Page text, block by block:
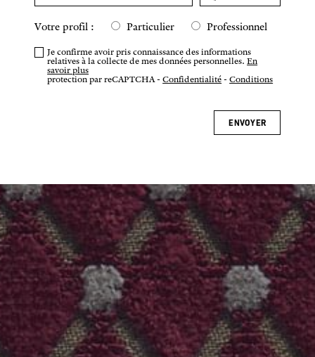
Votre profil : Particulier Professionnel
Je confirme avoir pris connaissance des informations
relatives à la collecte de mes données personnelles.En
savoir plus
protection par reCAPTCHA -Confidentialité -Conditions
ENVOYER